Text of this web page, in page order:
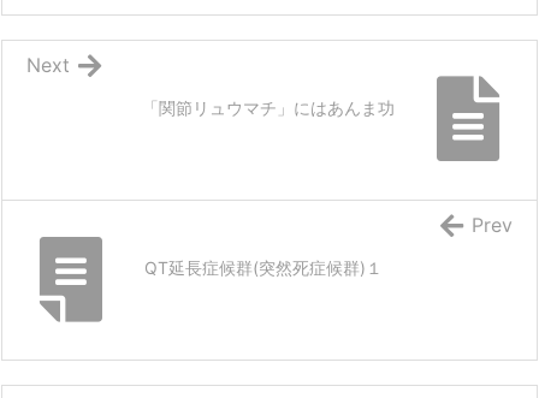
「関節リュウマチ」にはあんま功
Next
QT延長症候群(突然死症候群)１
Prev